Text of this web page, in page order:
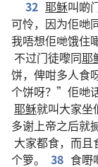
32 耶稣叫啲
可怜， 因为佢哋
我唔想佢哋饿住
不过门徒嚟同耶
饼， 俾咁多人食
个饼呀？” 佢哋
耶稣就叫大家坐
多谢上帝之后就
大家都食， 而且
个箩。 38 食嘢